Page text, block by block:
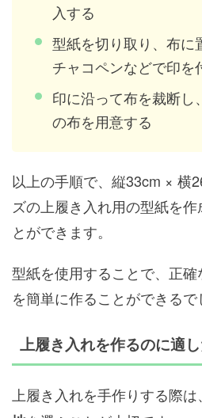
入する
型紙を切り取り、布に
チャコペンなどで印を
印に沿って布を裁断し
の布を用意する
以上の手順で、縦33cm × 横
ズの上履き入れ用の型紙を
とができます。
型紙を使用することで、正
を簡単に作ることができるで
上履き入れを作るのに適
上履き入れを手作りする際は、